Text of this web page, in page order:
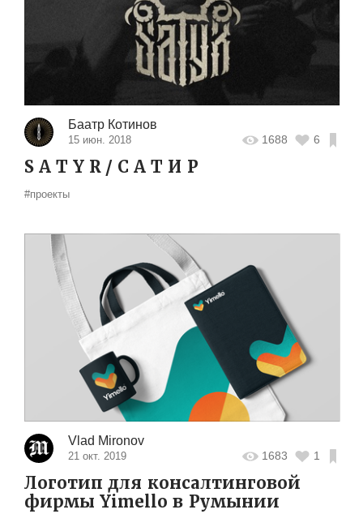
Баатр Котинов
15 июн. 2018 1688 6
S A T Y R / С А Т И Р
#проекты
Vlad Mironov
21 окт. 2019 1683 1
Логотип для консалтинговой
фирмы Yimello в Румынии